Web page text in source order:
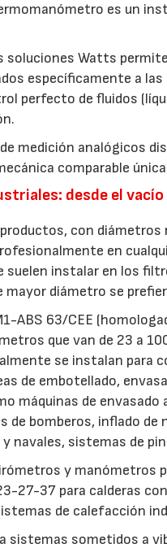
es un
soluciones Watts
específicamente a
perfecto de fluidos
medición analógicos
comparable
desde el
con
en
suelen instalar en los
mayor diámetro se
ABS 63/CEE
que van de 23 a
se instalan para
de embotellado,
máquinas de
de bomberos, inflado
navales, sistemas de
y manómetros
27-37 para calderas
de calefacción
sistemas sometidos a